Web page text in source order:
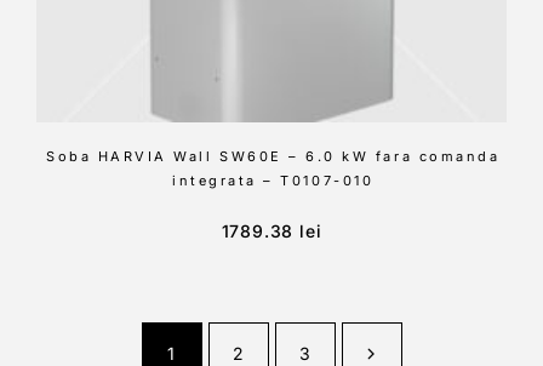
Soba HARVIA Wall SW60E – 6.0 kW fara comanda
integrata – T0107-010
1789.38 lei
1 2 3